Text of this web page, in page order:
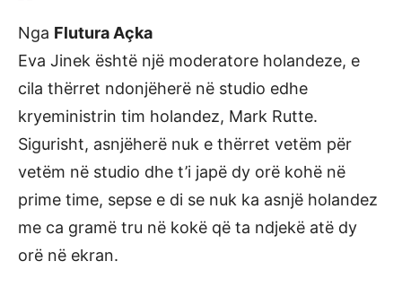
Nga Flutura Açka
Eva Jinek është një moderatore holandeze, e
cila thërret ndonjëherë në studio edhe
kryeministrin tim holandez, Mark Rutte.
Sigurisht, asnjëherë nuk e thërret vetëm për
vetëm në studio dhe t’i japë dy orë kohë në
prime time, sepse e di se nuk ka asnjë holandez
me ca gramë tru në kokë që ta ndjekë atë dy
orë në ekran.